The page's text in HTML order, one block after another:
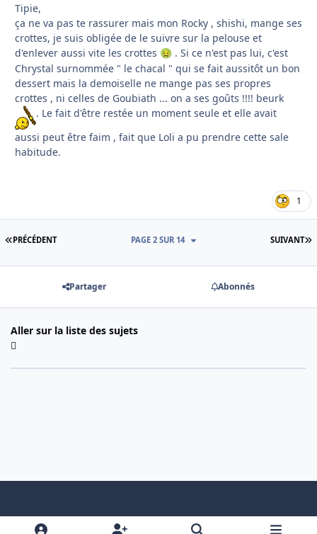
Tipie,
ça ne va pas te rassurer mais mon Rocky , shishi, mange ses
crottes, je suis obligée de le suivre sur la pelouse et
d'enlever aussi vite les crottes 🤢 . Si ce n'est pas lui, c'est
Chrystal surnommée " le chacal " qui se fait aussitôt un bon
dessert mais la demoiselle ne mange pas ses propres
crottes , ni celles de Goubiath ... on a ses goûts !!!! beurk
. Le fait d'être restée un moment seule et elle avait
aussi peut être faim , fait que Loli a pu prendre cette sale
habitude.
1
PREMIÈRE PAGE
PRÉCÉDENT SUIVANT
PAGE 2 SUR 14
Partager Abonnés
Aller sur la liste des sujets
Light ModeDark ModeSystem Preference x